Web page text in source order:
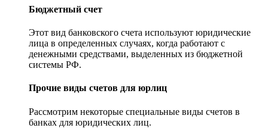
Бюджетный счет
Этот вид банковского счета используют юридические
лица в определенных случаях, когда работают с
денежными средствами, выделенных из бюджетной
системы РФ.
Прочие виды счетов для юрлиц
Рассмотрим некоторые специальные виды счетов в
банках для юридических лиц.